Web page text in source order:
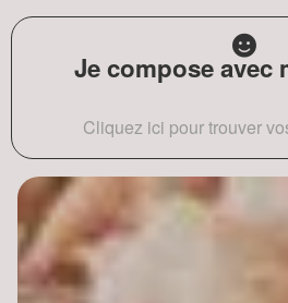
Je compose avec
Cliquez ici pour trouver